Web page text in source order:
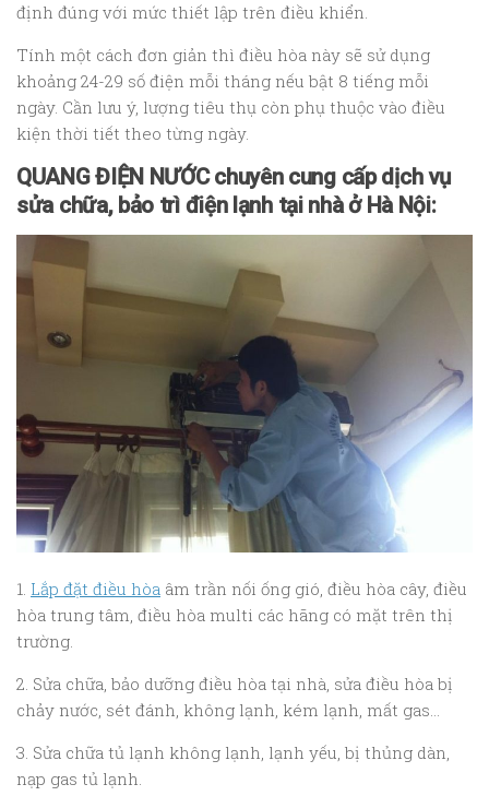
định đúng với mức thiết lập trên điều khiển.
Tính một cách đơn giản thì điều hòa này sẽ sử dụng
khoảng 24-29 số điện mỗi tháng nếu bật 8 tiếng mỗi
ngày. Cần lưu ý, lượng tiêu thụ còn phụ thuộc vào điều
kiện thời tiết theo từng ngày.
QUANG ĐIỆN NƯỚC chuyên cung cấp dịch vụ
sửa chữa, bảo trì điện lạnh tại nhà ở Hà Nội:
1. Lắp đặt điều hòa âm trần nối ống gió, điều hòa cây, điều
hòa trung tâm, điều hòa multi các hãng có mặt trên thị
trường.
2. Sửa chữa, bảo dưỡng điều hòa tại nhà, sửa điều hòa bị
chảy nước, sét đánh, không lạnh, kém lạnh, mất gas…
3. Sửa chữa tủ lạnh không lạnh, lạnh yếu, bị thủng dàn,
nạp gas tủ lạnh.